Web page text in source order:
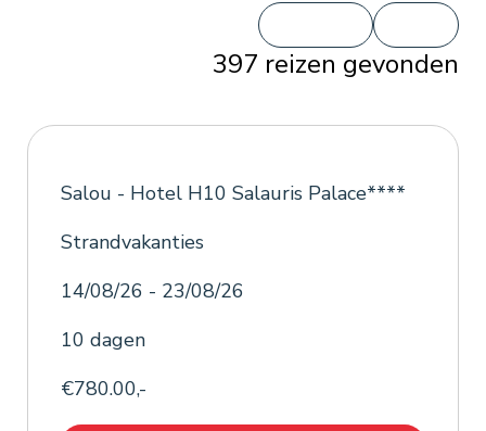
397 reizen gevonden
Salou - Hotel H10 Salauris Palace****
Strandvakanties
14/08/26 - 23/08/26
10 dagen
€780.00,-